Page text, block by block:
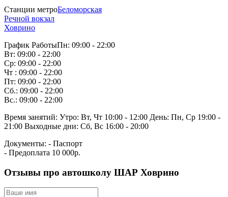
Станции метроБеломорская
Речной вокзал
Ховрино
График РаботыПн: 09:00 - 22:00
Вт: 09:00 - 22:00
Ср: 09:00 - 22:00
Чт : 09:00 - 22:00
Пт: 09:00 - 22:00
Сб.: 09:00 - 22:00
Вс.: 09:00 - 22:00
Время занятий: Утро: Вт, Чт 10:00 - 12:00 День: Пн, Ср 19:00 -
21:00 Выходные дни: Сб, Вс 16:00 - 20:00
Документы: - Паспорт
- Предоплата 10 000р.
Отзывы про автошколу ШАР Ховрино